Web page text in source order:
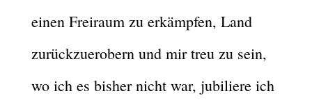
einen Freiraum zu erkämpfen, Land
zurückzuerobern und mir treu zu sein,
wo ich es bisher nicht war, jubiliere ich